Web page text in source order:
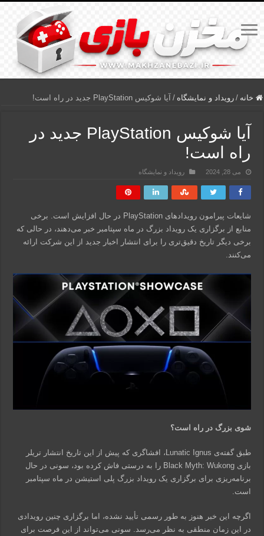
خانه / رویداد و نمایشگاه / آیا شوکیس PlayStation جدید در راه است!
آیا شوکیس PlayStation جدید در
راه است!
می 28, 2024 رویداد و نمایشگاه
شایعات پیرامون رویدادهای PlayStation در حال افزایش است. برخی
منابع از برگزاری یک رویداد بزرگ در ماه سپتامبر خبر می‌دهند، در حالی که
برخی دیگر تاریخ دقیق‌تری را برای انتشار اخبار جدید از این شرکت ارائه
می‌کنند.
شوی بزرگ در راه است؟
طبق گفته‌ی Lunatic Ignus، افشاگری که پیش از این تاریخ انتشار تریلر
بازی Black Myth: Wukong را به درستی فاش کرده بود، سونی در حال
برنامه‌ریزی برای برگزاری یک رویداد بزرگ پلی استیشن در ماه سپتامبر
است.
اگرچه این خبر هنوز به طور رسمی تأیید نشده، اما برگزاری چنین رویدادی
در این زمان منطقی به نظر می‌رسد. سونی می‌تواند از این فرصت برای